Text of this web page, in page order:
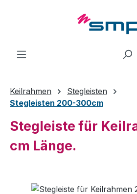
Zum Hauptinhalt springen
Keilrahmen
Stegleisten
Stegleisten 200-300cm
Stegleiste für
cm Länge.
Bildergalerie überspringen